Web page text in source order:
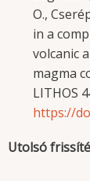
O.,
in a
volcanic
magma
LITHOS
https://
Utolsó